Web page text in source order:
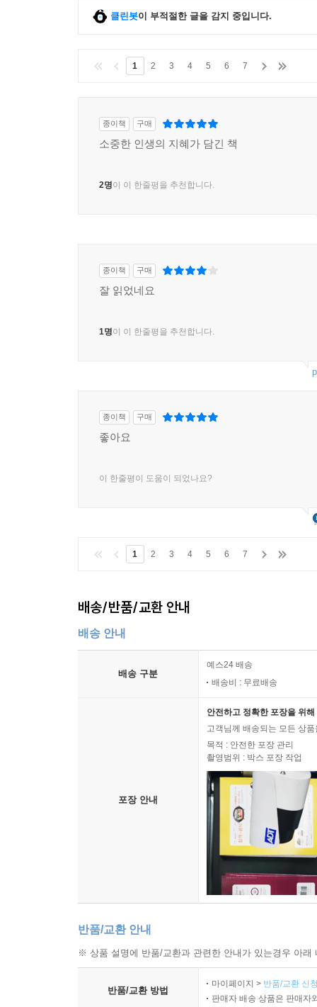
클린봇이 부적절한 글을 감지 중입니다.
1 2 3 4 5 6 7
종이책 구매
소중한 인생의 지혜가 담긴 책
2명이 이 한줄평을 추천합니다.
종이책 구매
잘 읽었네요
1명이 이 한줄평을 추천합니다.
종이책 구매
좋아요
이 한줄평이 도움이 되었나요?
1 2 3 4 5 6 7
배송/반품/교환 안내
배송 안내
배송 구분
예스24 배송
배송비 : 무료배송
포장 안내
안전하고 정확한 포장을 위
고객님께 배송되는 모든 상
목적 : 안전한 포장 관리
촬영범위 : 박스 포장 작업
반품/교환 안내
※ 상품 설명에 반품/교환과 관련한 안내가 있는경우 아
반품/교환 방법
마이페이지 > 반품/교환 신
판매자 배송 상품은 판매자